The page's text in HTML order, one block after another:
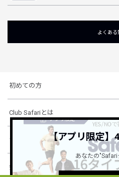
よくある
初めての方
Club Safariとは
ショッピングガイド
会社概要・規約
【アプリ限定】
あなたの"Safari